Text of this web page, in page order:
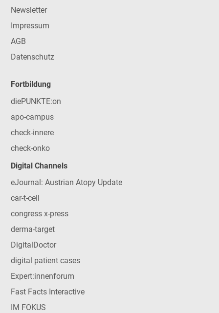
Newsletter
Impressum
AGB
Datenschutz
Fortbildung
diePUNKTE:on
apo-campus
check-innere
check-onko
Digital Channels
eJournal: Austrian Atopy Update
car-t-cell
congress x-press
derma-target
DigitalDoctor
digital patient cases
Expert:innenforum
Fast Facts Interactive
IM FOKUS